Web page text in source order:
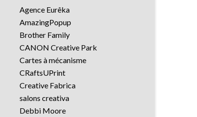
Agence Eurêka
AmazingPopup
Brother Family
CANON Creative Park
Cartes à mécanisme
CRaftsUPrint
Creative Fabrica
salons creativa
Debbi Moore